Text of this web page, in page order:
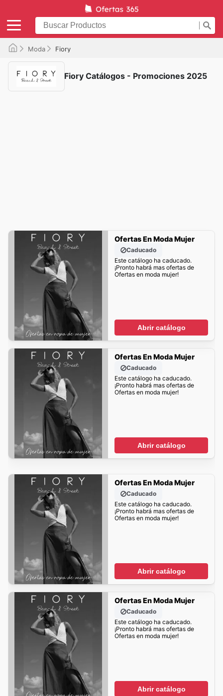
Moda Fiory
Fiory Catálogos - Promociones 2025
Ofertas En Moda Mujer
Caducado
Este catálogo ha caducado.
¡Pronto habrá mas ofertas de
Ofertas en moda mujer!
Abrir catálogo
Ofertas En Moda Mujer
Caducado
Este catálogo ha caducado.
¡Pronto habrá mas ofertas de
Ofertas en moda mujer!
Abrir catálogo
Ofertas En Moda Mujer
Caducado
Este catálogo ha caducado.
¡Pronto habrá mas ofertas de
Ofertas en moda mujer!
Abrir catálogo
Ofertas En Moda Mujer
Caducado
Este catálogo ha caducado.
¡Pronto habrá mas ofertas de
Ofertas en moda mujer!
Abrir catálogo